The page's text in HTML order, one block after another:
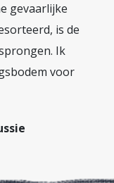
gevaarlijke
is de
Ik
voor